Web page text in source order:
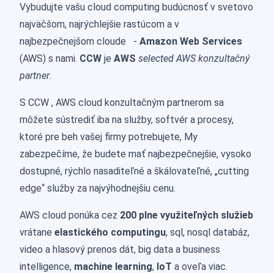
Vybudujte vašu cloud computing budúcnosť v svetovo
najväčšom, najrýchlejšie rastúcom a v
najbezpečnejšom cloude - Amazon Web Services
(AWS) s nami. CCW je AWS selected AWS konzultačný
partner.
S CCW , AWS cloud konzultačným partnerom sa
môžete sústrediť iba na služby, softvér a procesy,
ktoré pre beh vašej firmy potrebujete, My
zabezpečíme, že budete mať najbezpečnejšie, vysoko
dostupné, rýchlo nasaditeľné a škálovateľné, „cutting
edge“ služby za najvýhodnejšiu cenu.
AWS cloud ponúka cez 200 plne využiteľných služieb
vrátane elastického computingu, sql, nosql databáz,
video a hlasový prenos dát, big data a business
intelligence, machine learning, IoT a oveľa viac.